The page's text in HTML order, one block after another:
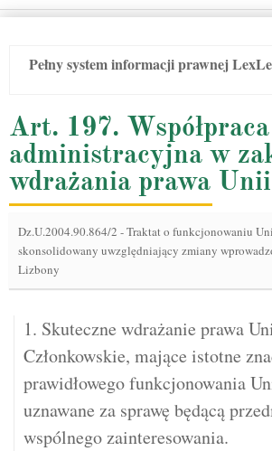
Pełny system informacji prawnej
Art. 197. Współpraca
administracyjna w
wdrażania prawa Unii
Dz.U.2004.90.864/2 -Traktat o funkcjonowaniu
skonsolidowany uwzględniający zmiany
Lizbony
1. Skuteczne wdrażanie prawa
Członkowskie, mające istotne
prawidłowego funkcjonowania
uznawane za sprawę będącą
wspólnego zainteresowania.